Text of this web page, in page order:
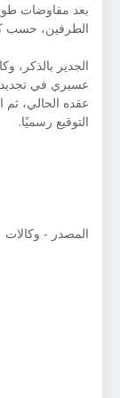
بعد مفاوضات
الطرفين، حسب
الجدير بالذكر،
عسيري في تجديد
التوقيع رسميًا.
المصدر - وكالات